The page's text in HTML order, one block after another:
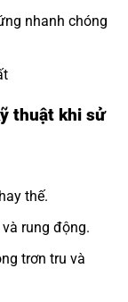
nhanh chóng
thuật khi sử
thế.
rung động.
trơn tru và